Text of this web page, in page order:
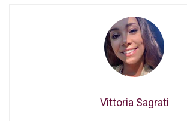
Vittoria Sagrati